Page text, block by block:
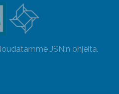
JSN:n ohjeita.